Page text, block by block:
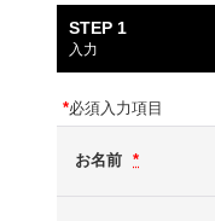
STEP 1
入力
*必須入力項目
お名前 *